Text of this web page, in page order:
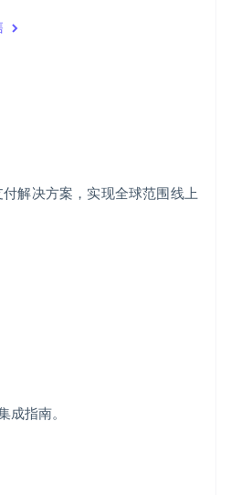
解决方案，实现全球范围线上
指南。